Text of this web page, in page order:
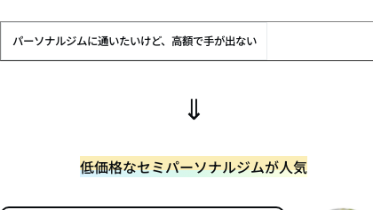
パーソナルジムに通いたいけど、高額で手が出ない
⇓
低価格なセミパーソナルジムが人気